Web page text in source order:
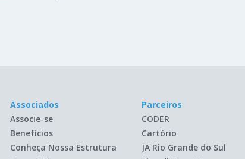
Associados
Associe-se
Benefícios
Conheça Nossa Estrutura
Parceiros
CODER
Cartório
JA Rio Grande do Sul